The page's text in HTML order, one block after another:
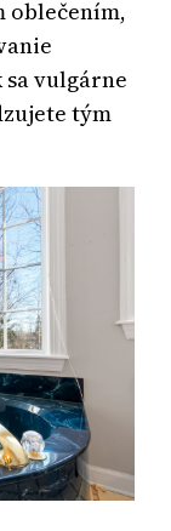
oblečením,
vulgárne
tým